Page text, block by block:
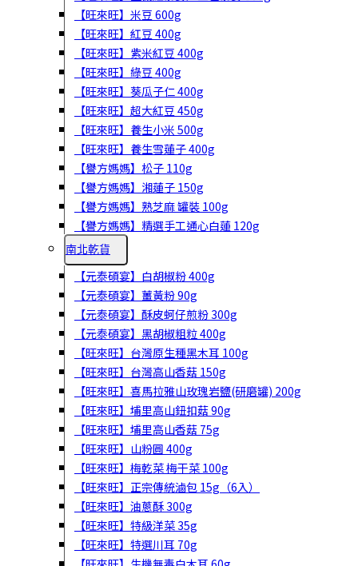
【旺來旺】米豆 600g
【旺來旺】紅豆 400g
【旺來旺】紫米紅豆 400g
【旺來旺】綠豆 400g
【旺來旺】葵瓜子仁 400g
【旺來旺】超大紅豆 450g
【旺來旺】養生小米 500g
【旺來旺】養生雪蓮子 400g
【譽方媽媽】松子 110g
【譽方媽媽】湘蓮子 150g
【譽方媽媽】熟芝麻 罐裝 100g
【譽方媽媽】精選手工通心白蓮 120g
南北乾貨
【元泰碩宴】白胡椒粉 400g
【元泰碩宴】薑黃粉 90g
【元泰碩宴】酥皮蚵仔煎粉 300g
【元泰碩宴】黑胡椒粗粒 400g
【旺來旺】台灣原生種黑木耳 100g
【旺來旺】台灣高山香菇 150g
【旺來旺】喜馬拉雅山玫瑰岩鹽(研磨罐) 200g
【旺來旺】埔里高山鈕扣菇 90g
【旺來旺】埔里高山香菇 75g
【旺來旺】山粉圓 400g
【旺來旺】梅乾菜 梅干菜 100g
【旺來旺】正宗傳統滷包 15g（6入）
【旺來旺】油蔥酥 300g
【旺來旺】特級洋菜 35g
【旺來旺】特選川耳 70g